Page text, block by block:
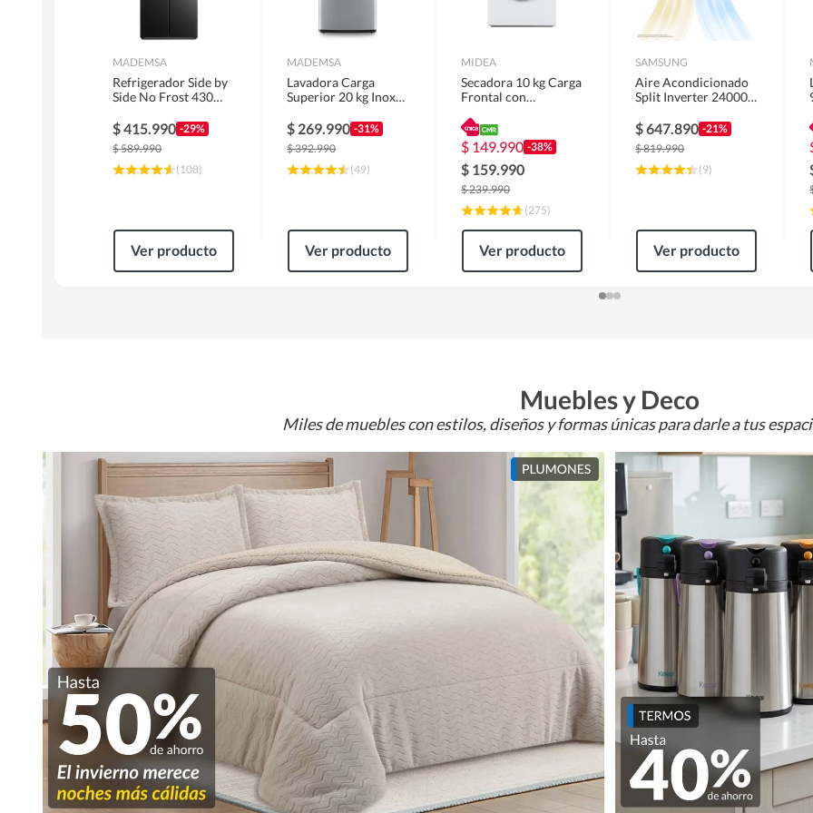
MADEMSA
Refrigerador Side by
Side No Frost 430
MAS430B
$415.990 -29%
$589.990
(108)
Ver producto
MADEMSA
Lavadora Carga
Superior 20 kg Inox
$ 269.990 -31%
$392.990
(49)
Ver producto
MIDEA
Secadora 10 kg Carga
Frontal con
MD100A100/W2
$ 149.990 -38%
$ 159.990
$239.990
(275)
Ver producto
SAMSUNG
Aire Acondicionado
Split Inverter 24000
$647.890 -21%
$819.990
(9)
Ver producto
Muebles y Deco
Miles de muebles con estilos, diseños y formas únicas para darle a tus